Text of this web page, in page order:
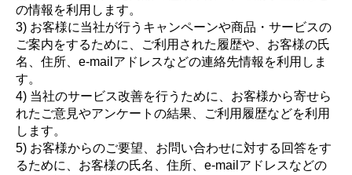
の情報を利用します。
3) お客様に当社が行うキャンペーンや商品・サービスの
ご案内をするために、ご利用された履歴や、お客様の氏
名、住所、e-mailアドレスなどの連絡先情報を利用しま
す。
4) 当社のサービス改善を行うために、お客様から寄せら
れたご意見やアンケートの結果、ご利用履歴などを利用
します。
5) お客様からのご要望、お問い合わせに対する回答をす
るために、お客様の氏名、住所、e-mailアドレスなどの